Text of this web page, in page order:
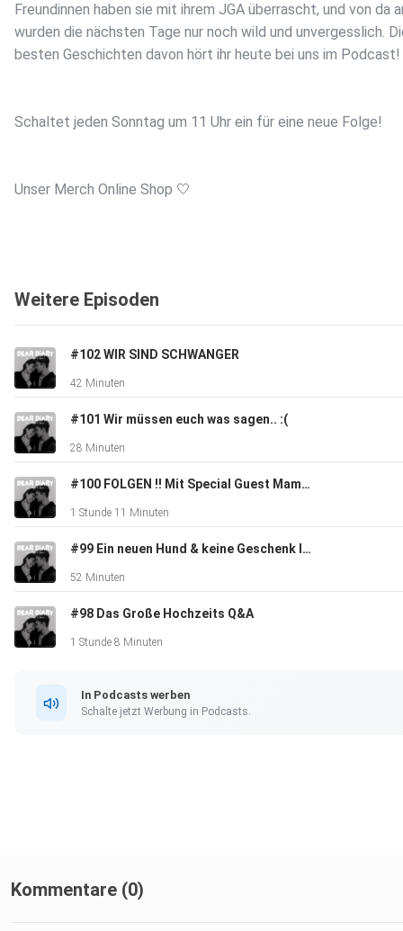
Freundinnen haben sie mit ihrem JGA überrascht, und von da
wurden die nächsten Tage nur noch wild und unvergesslich.
besten Geschichten davon hört ihr heute bei uns im Podcast!
Schaltet jeden Sonntag um 11 Uhr ein für eine neue Folge!
Unser Merch Online Shop 🤍
https://www.instagram.com/
Ana Kohler auf Instagram:
https://instagram.com/ana.kohler?igshid=YmMyMTA2M2Y=
Luca Heubl auf Instagram:
https://instagram.com/deardiary.al?igshid=YmMyMTA2M2Y=
https://www.tiktok.com/
Weitere Episoden
#102 WIR SIND SCHWANGER
42 Minuten
#101 Wir müssen euch was sagen.. :(
28 Minuten
#100 FOLGEN !! Mit Special Guest Mama Heubl
1 Stunde 11 Minuten
#99 Ein neuen Hund & keine Geschenk Ideen
52 Minuten
#98 Das Große Hochzeits Q&A
1 Stunde 8 Minuten
In Podcasts werben
Schalte jetzt Werbung in Podcasts.
Kommentare (0)